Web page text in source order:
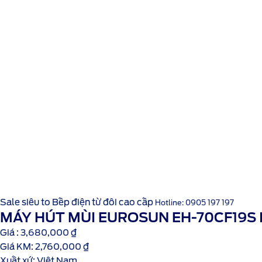
Sale siêu to Bếp điện từ đôi cao cấp Hotline: 0905 197 197
MÁY HÚT MÙI EUROSUN EH-70CF19S
Giá : 3,680,000 ₫
Giá KM: 2,760,000 ₫